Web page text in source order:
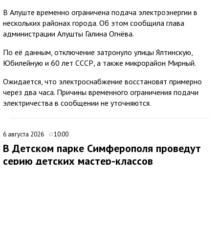
В Алуште временно ограничена подача электроэнергии в
нескольких районах города. Об этом сообщила глава
администрации Алушты Галина Огнёва.
По её данным, отключение затронуло улицы Ялтинскую,
Юбилейную и 60 лет СССР, а также микрорайон Мирный.
Ожидается, что электроснабжение восстановят примерно
через два часа. Причины временного ограничения подачи
электричества в сообщении не уточняются.
6 августа 2026 10:00
В Детском парке Симферополя проведут
серию детских мастер-классов